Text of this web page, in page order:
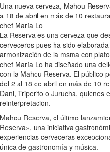
Una nueva cerveza, Mahou
a 18 de abril en más de 10
chef María Lo
La Reserva es una cerveza que
cerveceros pues ha sido
armonización de la msma con
chef María Lo ha diseñado una
con la Mahou Reserva. El público
del 2 al 18 de abril en más de 10
Dani, Triperito o Jurucha, quienes
reinterpretación.
Mahou Reserva, el último
Reserva», una iniciativa
experiencias cerveceras
única de gastronomía y música.